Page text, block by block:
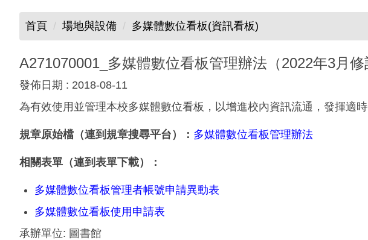
首頁 場地與設備 多媒體數位看板(資訊看板)
A271070001_多媒體數位看板管理辦法（2022年3月修
發佈日期 : 2018-08-11
為有效使用並管理本校多媒體數位看板，以增進校內資訊流通，發揮適
規章原始檔（連到規章搜尋平台）： 多媒體數位看板管理辦法
相關表單（連到表單下載）：
多媒體數位看板管理者帳號申請異動表
多媒體數位看板使用申請表
承辦單位: 圖書館